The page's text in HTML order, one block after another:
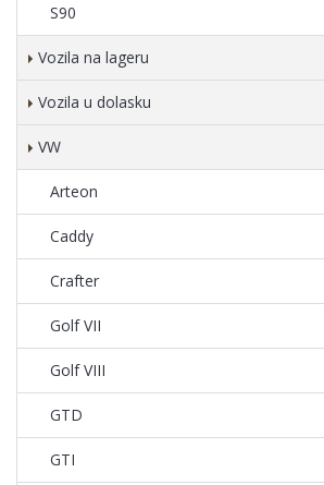
S90
Vozila na lageru
Vozila u dolasku
VW
Arteon
Caddy
Crafter
Golf VII
Golf VIII
GTD
GTI